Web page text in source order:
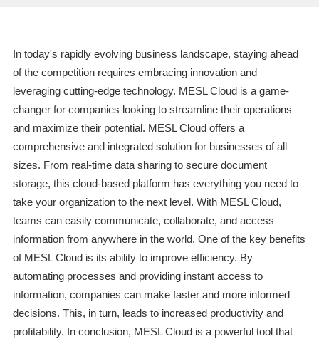
In today's rapidly evolving business landscape, staying ahead
of the competition requires embracing innovation and
leveraging cutting-edge technology. MESL Cloud is a game-
changer for companies looking to streamline their operations
and maximize their potential. MESL Cloud offers a
comprehensive and integrated solution for businesses of all
sizes. From real-time data sharing to secure document
storage, this cloud-based platform has everything you need to
take your organization to the next level. With MESL Cloud,
teams can easily communicate, collaborate, and access
information from anywhere in the world. One of the key benefits
of MESL Cloud is its ability to improve efficiency. By
automating processes and providing instant access to
information, companies can make faster and more informed
decisions. This, in turn, leads to increased productivity and
profitability. In conclusion, MESL Cloud is a powerful tool that